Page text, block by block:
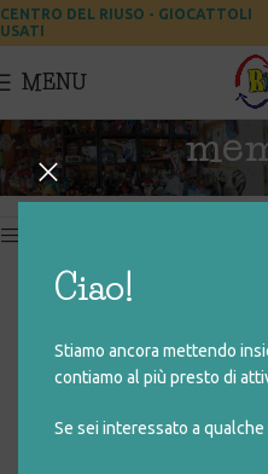
Ciao!
Stiamo ancora mettendo
contiamo al più presto di
Se sei interessato a
CENTRO DEL RIUSO - GIOCATTOLI
USATI
MENU
Home Prodotti taggati “memoria”
€3,00